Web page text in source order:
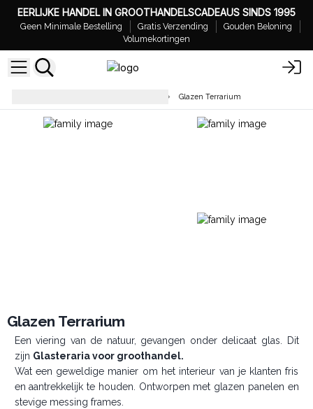
EERLIJKE HANDEL IN GROOTHANDELSCADEAUS SINDS 1995
Geen Minimale Bestelling Gratis Verzending
Gouden Beloning
Volumekortingen
Glazen Terrarium
Glazen Terrarium
Een viering van de natuur, gevangen onder delicaat glas. Dit
zijn Glasteraria voor groothandel.
Wat een geweldige manier om het interieur van je klanten fris
en aantrekkelijk te houden. Ontworpen met glazen panelen en
stevige messing frames.